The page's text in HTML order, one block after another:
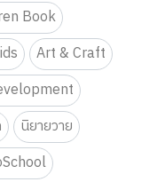
Book
Art & Craft
นิยายวาย